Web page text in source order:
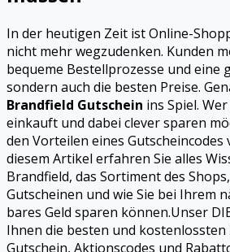
In der heutigen Zeit ist Online-
nicht mehr wegzudenken. Kunden
bequeme Bestellprozesse und eine
sondern auch die besten Preise.
Brandfield Gutschein ins Spiel.
einkauft und dabei clever sparen
den Vorteilen eines
diesem Artikel erfahren Sie alles
Brandfield, das Sortiment des
Gutscheinen und wie Sie bei Ihrem
bares Geld sparen können.Unser
Ihnen die besten und kostenlossten
Gutschein, Aktionscodes und